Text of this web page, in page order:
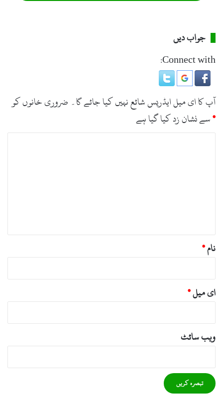
جواب دیں
Connect with:
آپ کا ای میل ایڈریس شائع نہیں کیا جائے گا۔ ضروری خانوں کو
*سے نشان زد کیا گیا ہے
نام*
ای میل*
ویب‌ سائٹ